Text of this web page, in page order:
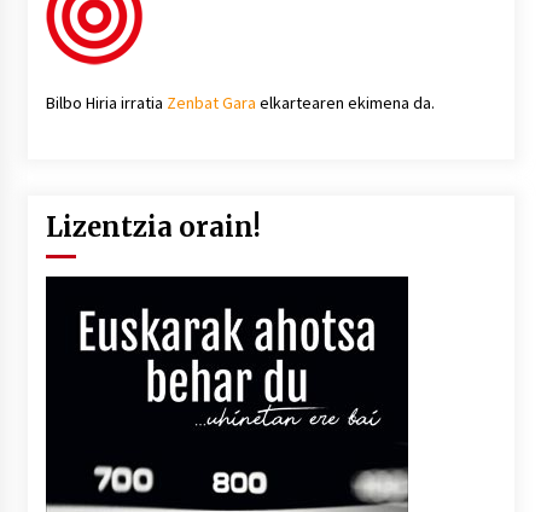
Bilbo Hiria irratia Zenbat Gara elkartearen ekimena da.
Lizentzia orain!